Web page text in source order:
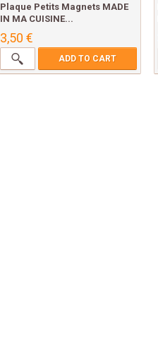
Plaque Petits Magnets MADE
IN MA CUISINE...
3,50 €
ADD TO CART